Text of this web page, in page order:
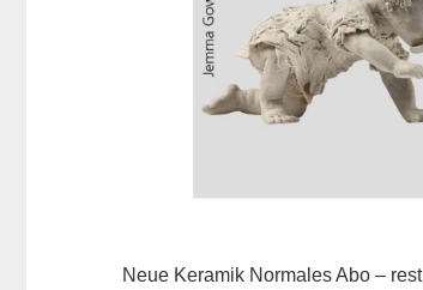
Neue Keramik Normales Abo –